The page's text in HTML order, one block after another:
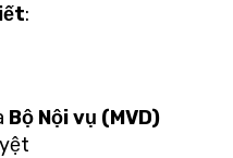
:
Bộ Nội vụ (MVD)